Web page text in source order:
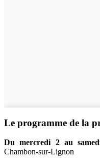
Le programme de la
Du mercredi 2 au
Chambon-sur-Lignon